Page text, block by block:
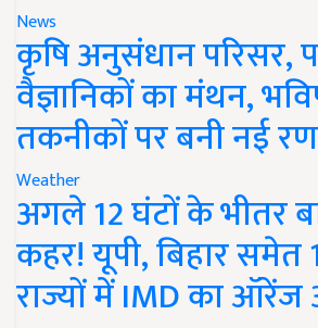
News
कृषि अनुसंधान परिसर,
वैज्ञानिकों का मंथन,
तकनीकों पर बनी नई
Weather
अगले 12 घंटों के भीतर
कहर! यूपी, बिहार समेत
राज्यों में IMD का ऑरेंज